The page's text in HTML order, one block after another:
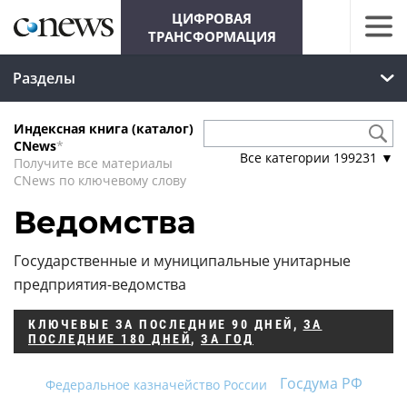
ЦИФРОВАЯ
ТРАНСФОРМАЦИЯ
Разделы
Индексная книга (каталог)
CNews*
Получите все материалы
CNews по ключевому слову
Все категории 199231 ▼
Ведомства
Государственные и муниципальные унитарные
предприятия-ведомства
КЛЮЧЕВЫЕ ЗА ПОСЛЕДНИЕ 90 ДНЕЙ , ЗА
ПОСЛЕДНИЕ 180 ДНЕЙ, ЗА ГОД
Федеральное казначейство России
Госдума РФ